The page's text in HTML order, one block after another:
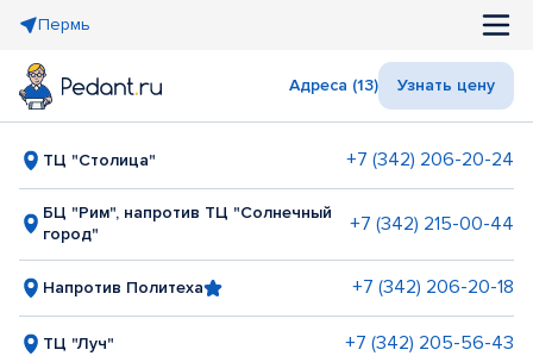
Пермь
Адреса (13) Узнать цену
ТЦ "Столица" +7 (342) 206-20-24
БЦ "Рим", напротив ТЦ "Солнечный
город"
+7 (342) 215-00-44
Напротив Политеха +7 (342) 206-20-18
ТЦ "Луч" +7 (342) 205-56-43